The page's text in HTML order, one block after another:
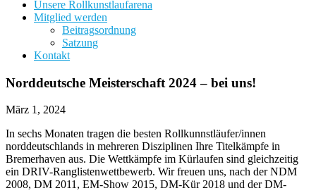
Unsere Rollkunstlaufarena
Mitglied werden
Beitragsordnung
Satzung
Kontakt
Norddeutsche Meisterschaft 2024 – bei uns!
März 1, 2024
In sechs Monaten tragen die besten Rollkunnstläufer/innen
norddeutschlands in mehreren Disziplinen Ihre Titelkämpfe in
Bremerhaven aus. Die Wettkämpfe im Kürlaufen sind gleichzeitig
ein DRIV-Ranglistenwettbewerb. Wir freuen uns, nach der NDM
2008, DM 2011, EM-Show 2015, DM-Kür 2018 und der DM-